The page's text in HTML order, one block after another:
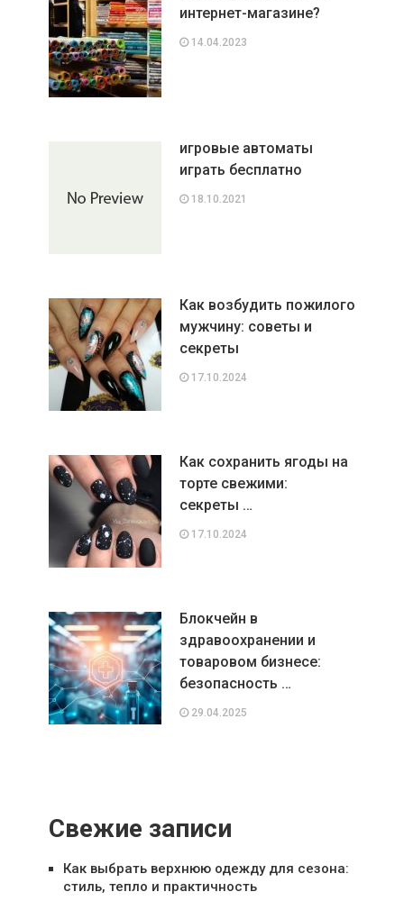
интернет-магазине?
14.04.2023
игровые автоматы
играть бесплатно
18.10.2021
Как возбудить пожилого
мужчину: советы и
секреты
17.10.2024
Как сохранить ягоды на
торте свежими:
секреты …
17.10.2024
Блокчейн в
здравоохранении и
товаровом бизнесе:
безопасность …
29.04.2025
Свежие записи
Как выбрать верхнюю одежду для сезона:
стиль, тепло и практичность